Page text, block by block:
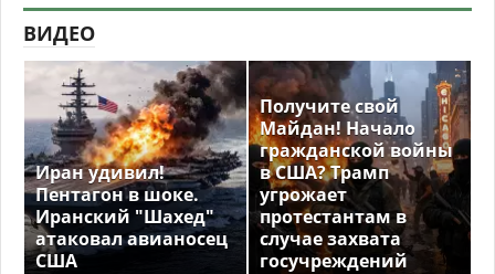
ВИДЕО
Иран удивил!
Пентагон в шоке.
Иранский "Шахед"
атаковал авианосец
США
Получите свой
Майдан! Начало
гражданской войны
в США? Трамп
угрожает
протестантам в
случае захвата
госучреждений